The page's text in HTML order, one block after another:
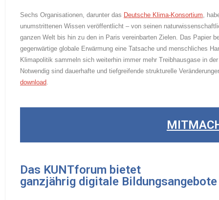
Sechs Organisationen, darunter das Deutsche Klima-Konsortium,
unumstrittenen Wissen veröffentlicht – von seinen
ganzen Welt bis hin zu den in Paris vereinbarten Zielen. Das Papier
gegenwärtige globale Erwärmung eine Tatsache und menschliches
Klimapolitik sammeln sich weiterhin immer mehr Treibhausgase in
Notwendig sind dauerhafte und tiefgreifende strukturelle
download.
Das KUNTforum bietet
ganzjährig digitale Bildungsangebote